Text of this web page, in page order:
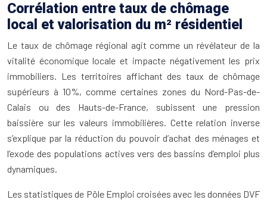
Corrélation entre taux de chômage
local et valorisation du m² résidentiel
Le taux de chômage régional agit comme un révélateur de la
vitalité économique locale et impacte négativement les prix
immobiliers. Les territoires affichant des taux de chômage
supérieurs à 10%, comme certaines zones du Nord-Pas-de-
Calais ou des Hauts-de-France, subissent une pression
baissière sur les valeurs immobilières. Cette relation inverse
s’explique par la réduction du pouvoir d’achat des ménages et
l’exode des populations actives vers des bassins d’emploi plus
dynamiques.
Les statistiques de Pôle Emploi croisées avec les données DVF